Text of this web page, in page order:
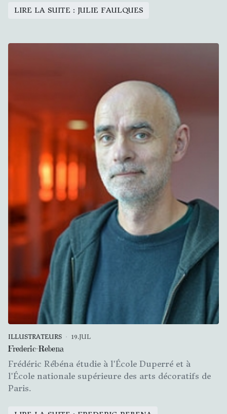
LIRE LA SUITE : JULIE FAULQUES
ILLUSTRATEURS 19.JUL
Frederic-Rebena
Frédéric Rébéna étudie à l'École Duperré et à
l'École nationale supérieure des arts décoratifs de
Paris.